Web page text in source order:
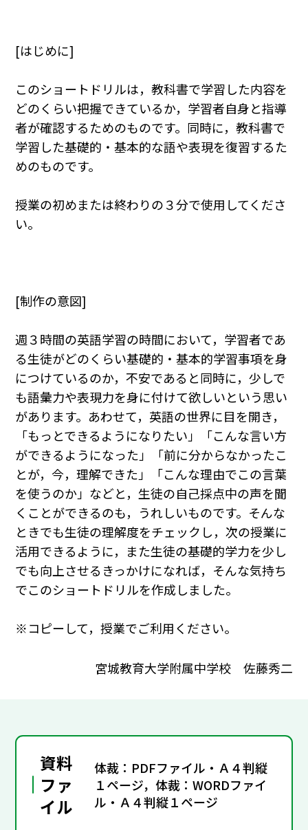
[はじめに]
このショートドリルは，教科書で学習した内容を
どのくらい把握できているか，学習者自身と指導
者が確認するためのものです。同時に，教科書で
学習した基礎的・基本的な語や表現を復習するた
めのものです。
授業の初めまたは終わりの３分で使用してくださ
い。
[制作の意図]
週３時間の英語学習の時間において，学習者であ
る生徒がどのくらい基礎的・基本的学習事項を身
につけているのか，不安であると同時に，少しで
も語彙力や表現力を身に付けて欲しいという思い
があります。あわせて，英語の世界に目を開き，
「もっとできるようになりたい」「こんな言い方
ができるようになった」「前に分からなかったこ
とが，今，理解できた」「こんな理由でこの言葉
を使うのか」などと，生徒の自己採点中の声を聞
くことができるのも，うれしいものです。そんな
ときでも生徒の理解度をチェックし，次の授業に
活用できるように，また生徒の基礎的学力を少し
でも向上させるきっかけになれば，そんな気持ち
でこのショートドリルを作成しました。
※コピーして，授業でご利用ください。
宮城教育大学附属中学校 佐藤秀二
資料
ファ
イル
体裁：PDFファイル・Ａ４判縦
１ページ，体裁：WORDファイ
ル・Ａ４判縦１ページ